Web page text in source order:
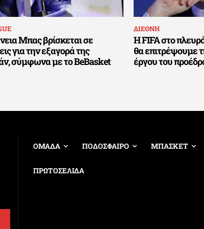
Μπας βρίσκεται σε
για την εξαγορά της
σύμφωνα με το BeBasket
ΔΙΕΘΝΗ
Η FIFA στο
θα επιτρέψουμε
έργου του
ΟΜΑΔΑ ΠΟΔΟΣΦΑΙΡΟ ΜΠΑΣΚΕΤ
ΠΡΩΤΟΣΕΛΙΔΑ